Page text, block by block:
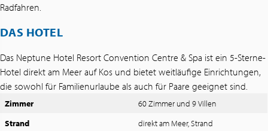
Radfahren.
DAS HOTEL
Das Neptune Hotel Resort Convention Centre & Spa ist ein 5-Sterne-
Hotel direkt am Meer auf Kos und bietet weitläufige Einrichtungen,
die sowohl für Familienurlaube als auch für Paare geeignet sind.
Zimmer
60 Zimmer und 9 Villen
Strand
direkt am Meer, Strand